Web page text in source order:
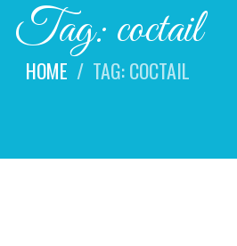
Tag: coctail
HOME TAG: COCTAIL